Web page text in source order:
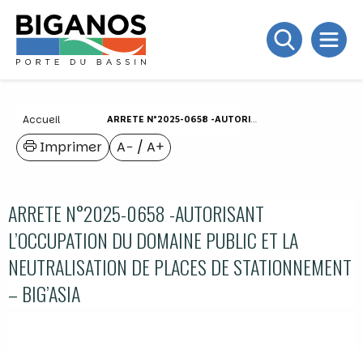
Accueil ARRETE N°2025-0658 -AUTORISANT L’OCCUPATION DU DOMAINE PUBLIC ET LA NEUTRALISATION DE PLACES DE STATIONNEMENT – BIG’ASIA
A− / A+
Imprimer
ARRETE N°2025-0658 -AUTORISANT
L’OCCUPATION DU DOMAINE PUBLIC ET LA
NEUTRALISATION DE PLACES DE STATIONNEMENT
– BIG’ASIA